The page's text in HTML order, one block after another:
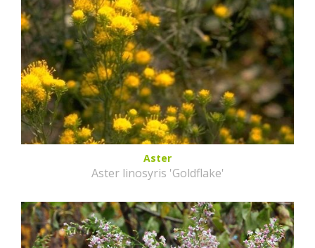
Aster
Aster linosyris 'Goldflake'